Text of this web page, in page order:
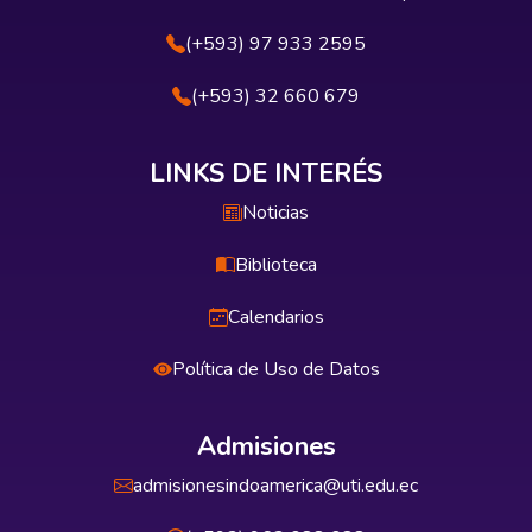
(+593) 97 933 2595
(+593) 32 660 679
LINKS DE INTERÉS
Noticias
Biblioteca
Calendarios
Política de Uso de Datos
Admisiones
admisionesindoamerica@uti.edu.ec